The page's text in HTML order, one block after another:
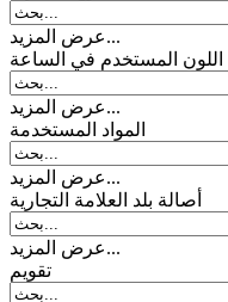
عرض المزيد...
اللون المستخدم في الساعة
عرض المزيد...
المواد المستخدمة
عرض المزيد...
أصالة بلد العلامة التجارية
عرض المزيد...
تقويم